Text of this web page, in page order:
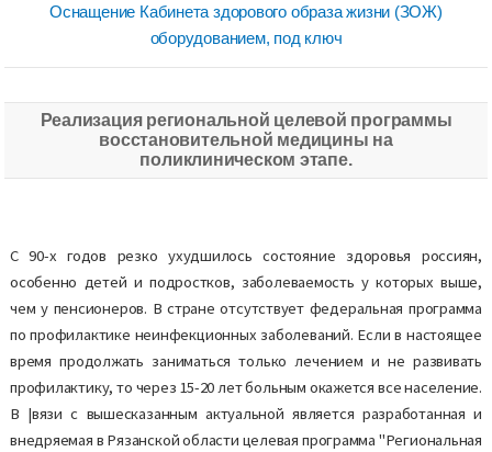
Оснащение Кабинета здорового образа жизни (ЗОЖ)
оборудованием, под ключ
Реализация региональной целевой программы
восстановительной медицины на
поликлиническом этапе.
С 90-х годов резко ухудшилось состояние здоровья россиян,
особенно детей и подростков, заболеваемость у которых выше,
чем у пенсионеров. В стране отсутствует федеральная программа
по профилактике неинфекционных заболеваний. Если в настоящее
время продолжать заниматься только лечением и не развивать
профилактику, то через 15-20 лет больным окажется все население.
В |вязи с вышесказанным актуальной является разработанная и
внедряемая в Рязанской области целевая программа "Региональная